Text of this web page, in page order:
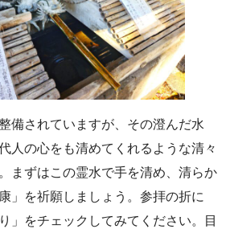
備されていますが、その澄んだ水
人の心をも清めてくれるような清々
まずはこの霊水で手を清め、清らか
」を祈願しましょう。参拝の折に
」をチェックしてみてください。目